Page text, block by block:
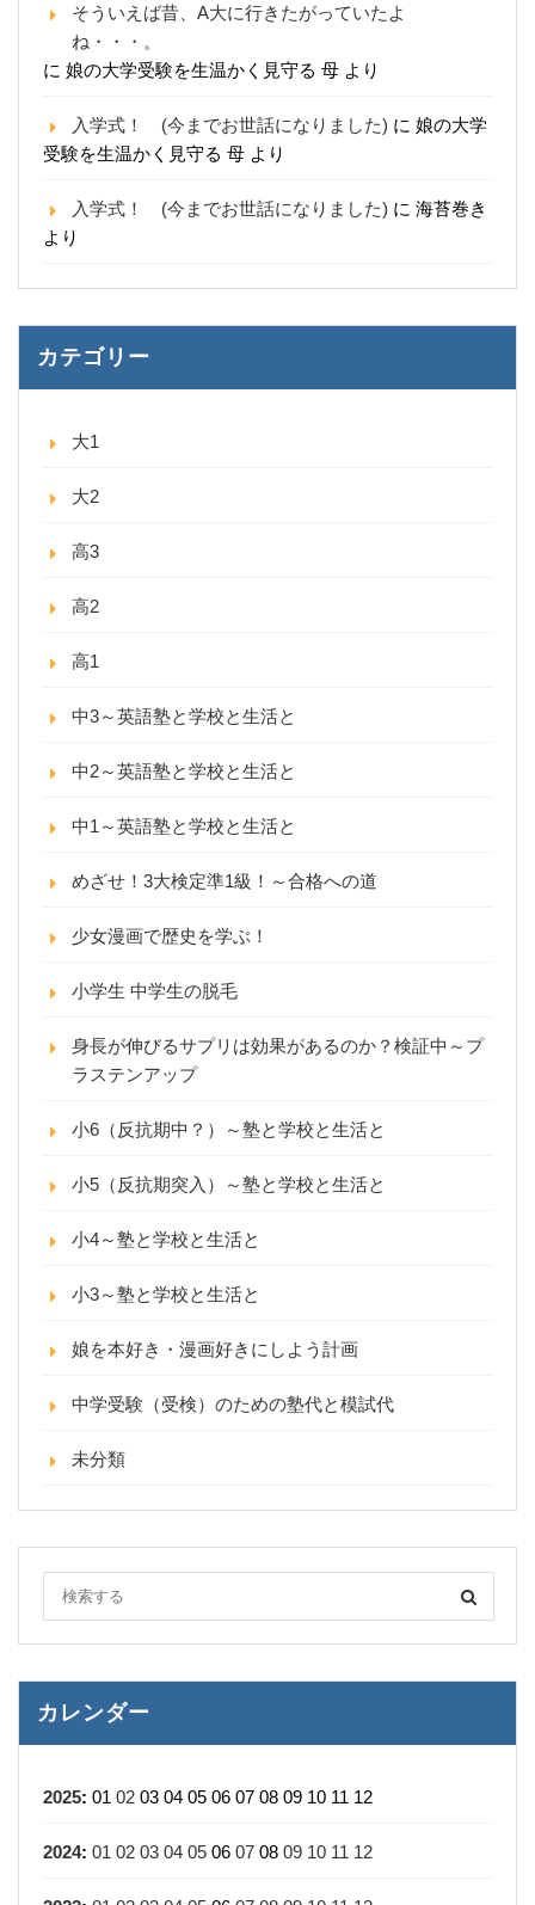
そういえば昔、A大に行きたがっていたよ
ね・・・。
に 娘の大学受験を生温かく見守る 母 より
入学式！ (今までお世話になりました) に 娘の大学
受験を生温かく見守る 母 より
入学式！ (今までお世話になりました) に 海苔巻き
より
カテゴリー
大1
大2
高3
高2
高1
中3～英語塾と学校と生活と
中2～英語塾と学校と生活と
中1～英語塾と学校と生活と
めざせ！3大検定準1級！～合格への道
少女漫画で歴史を学ぶ！
小学生 中学生の脱毛
身長が伸びるサプリは効果があるのか？検証中～プ
ラステンアップ
小6（反抗期中？）～塾と学校と生活と
小5（反抗期突入）～塾と学校と生活と
小4～塾と学校と生活と
小3～塾と学校と生活と
娘を本好き・漫画好きにしよう計画
中学受験（受検）のための塾代と模試代
未分類
カレンダー
2025: 01 02 03 04 05 06 07 08 09 10 11 12
2024: 01 02 03 04 05 06 07 08 09 10 11 12